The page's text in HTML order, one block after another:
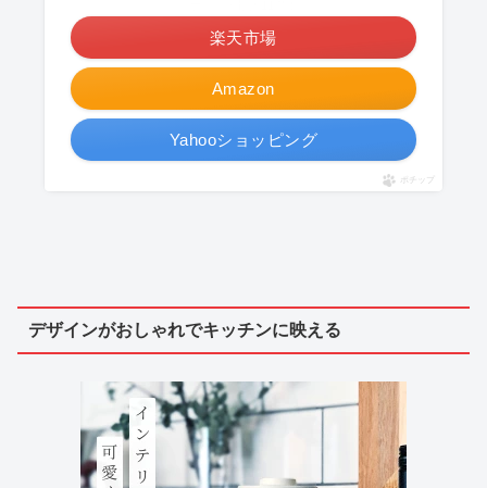
Amazon
楽天市場
Yahooショッピング
ポチップ
デザインがおしゃれでキッチンに映える